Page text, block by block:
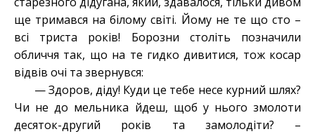
ще тримався на білому світі. Йому не те що сто –
всі триста років! Борозни століть позначили
обличчя так, що на те гидко дивитися, тож косар
відвів очі та звернувся:
— Здоров, діду! Куди це тебе несе курний шлях?
Чи не до мельника йдеш, щоб у нього змолоти
десяток-другий років та замолодіти? –